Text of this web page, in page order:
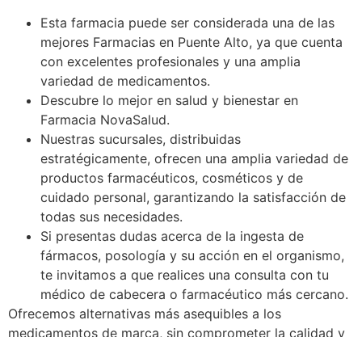
Esta farmacia puede ser considerada una de las
mejores Farmacias en Puente Alto, ya que cuenta
con excelentes profesionales y una amplia
variedad de medicamentos.
Descubre lo mejor en salud y bienestar en
Farmacia NovaSalud.
Nuestras sucursales, distribuidas
estratégicamente, ofrecen una amplia variedad de
productos farmacéuticos, cosméticos y de
cuidado personal, garantizando la satisfacción de
todas sus necesidades.
Si presentas dudas acerca de la ingesta de
fármacos, posología y su acción en el organismo,
te invitamos a que realices una consulta con tu
médico de cabecera o farmacéutico más cercano.
Ofrecemos alternativas más asequibles a los
medicamentos de marca, sin comprometer la calidad y